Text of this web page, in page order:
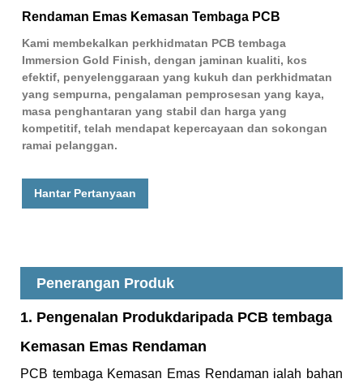
Rendaman Emas Kemasan Tembaga PCB
Kami membekalkan perkhidmatan PCB tembaga
Immersion Gold Finish, dengan jaminan kualiti, kos
efektif, penyelenggaraan yang kukuh dan perkhidmatan
yang sempurna, pengalaman pemprosesan yang kaya,
masa penghantaran yang stabil dan harga yang
kompetitif, telah mendapat kepercayaan dan sokongan
ramai pelanggan.
Hantar Pertanyaan
Penerangan Produk
1. Pengenalan Produkdaripada PCB tembaga
Kemasan Emas Rendaman
PCB tembaga Kemasan Emas Rendaman ialah bahan